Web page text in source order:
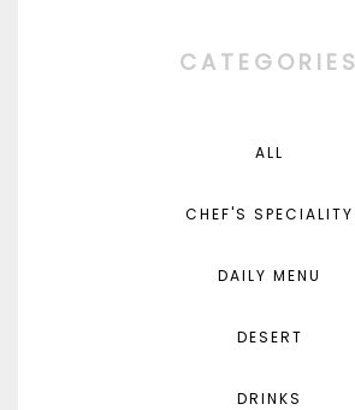
CATEGORIES
ALL
CHEF'S SPECIALITY
DAILY MENU
DESERT
DRINKS